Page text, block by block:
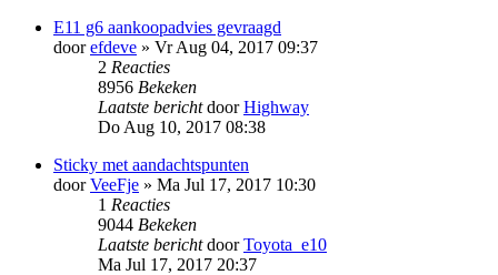
E11 g6 aankoopadvies gevraagd
doorefdeve » Vr Aug 04, 2017 09:37
2 Reacties
8956 Bekeken
Laatste berichtdoorHighway
Do Aug 10, 2017 08:38
Sticky met aandachtspunten
doorVeeFje » Ma Jul 17, 2017 10:30
1 Reacties
9044 Bekeken
Laatste berichtdoorToyota_e10
Ma Jul 17, 2017 20:37